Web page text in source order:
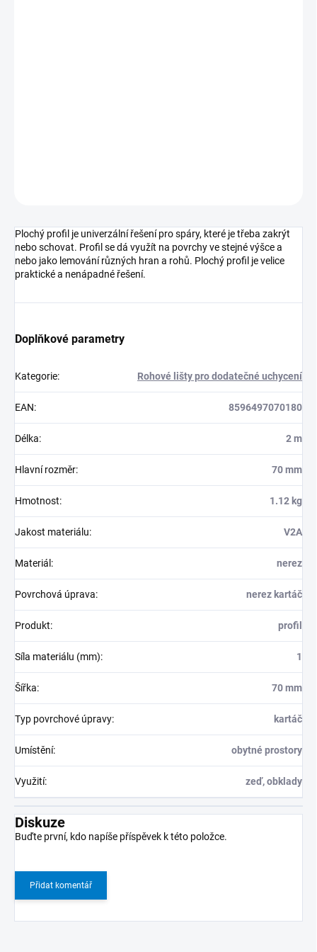
Plochý profil je univerzální řešení pro spáry, které je třeba zakrýt
nebo schovat. Profil se dá využít na povrchy ve stejné výšce a
nebo jako lemování různých hran a rohů. Plochý profil je velice
praktické a nenápadné řešení.
Doplňkové parametry
Kategorie: Rohové lišty pro dodatečné uchycení
EAN: 8596497070180
Délka: 2 m
Hlavní rozměr: 70 mm
Hmotnost: 1.12 kg
Jakost materiálu: V2A
Materiál : nerez
Povrchová úprava: nerez kartáč
Produkt: profil
Síla materiálu (mm): 1
Šířka: 70 mm
Typ povrchové úpravy: kartáč
Umístění: obytné prostory
Využití: zeď, obklady
Diskuze
Buďte první, kdo napíše příspěvek k této položce.
Přidat komentář